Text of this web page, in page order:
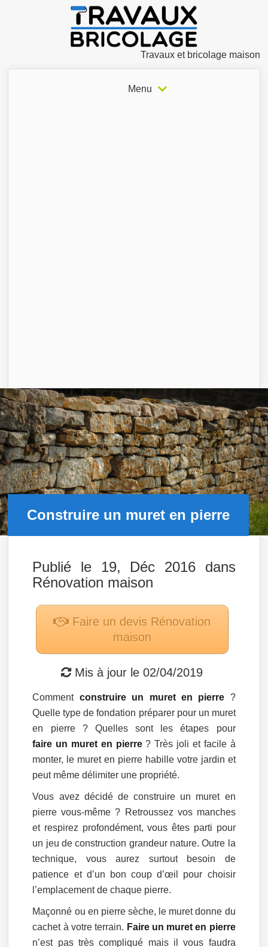
Travaux et bricolage maison
Menu
Construire un muret en pierre
Publié le 19, Déc 2016 dans
Rénovation maison
Faire un devis Rénovation
maison
Mis à jour le02/04/2019
Comment construire un muret en pierre ?
Quelle type de fondation préparer pour un muret
en pierre ? Quelles sont les étapes pour
faire un muret en pierre? Très joli et facile à
monter, le muret en pierre habille votre jardin et
peut même délimiter une propriété.
Vous avez décidé de construire un muret en
pierre vous-même ? Retroussez vos manches
et respirez profondément, vous êtes parti pour
un jeu de construction grandeur nature. Outre la
technique, vous aurez surtout besoin de
patience et d’un bon coup d’œil pour choisir
l’emplacement de chaque pierre.
Maçonné ou en pierre sèche, le muret donne du
cachet à votre terrain. Faire un muret en pierre
n’est pas très compliqué mais il vous faudra